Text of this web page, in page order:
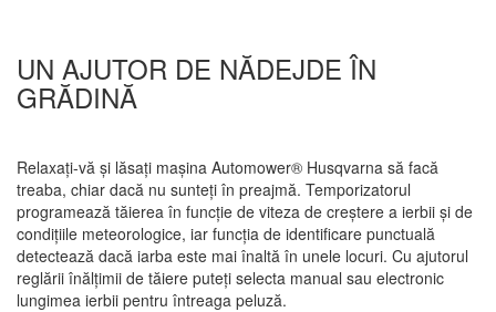
UN AJUTOR DE NĂDEJDE ÎN
GRĂDINĂ
Relaxaţi-vă şi lăsaţi maşina Automower® Husqvarna să facă
treaba, chiar dacă nu sunteţi în preajmă. Temporizatorul
programează tăierea în funcţie de viteza de creştere a ierbii şi de
condiţiile meteorologice, iar funcţia de identificare punctuală
detectează dacă iarba este mai înaltă în unele locuri. Cu ajutorul
reglării înălţimii de tăiere puteţi selecta manual sau electronic
lungimea ierbii pentru întreaga peluză.